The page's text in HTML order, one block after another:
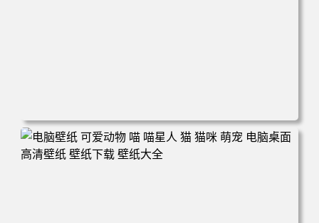
电脑壁纸 动漫 冬季 公交车 朱迪狐尼克 4K 电脑壁纸 3840x2
160 电脑桌面 高清壁纸 壁纸下载 壁纸大全